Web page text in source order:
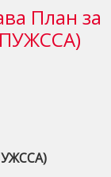
План за